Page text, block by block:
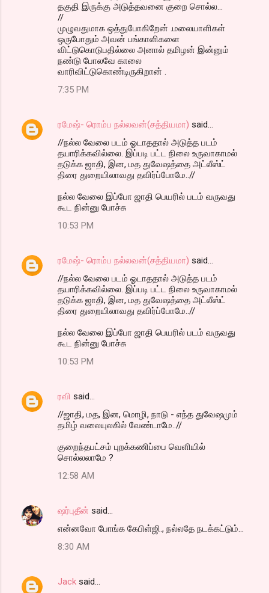
தகுதி இருக்கு அடுத்தவனை குறை சொல்ல...
//
முழுவதுமாக ஒத்துபோகிறேன் .மலையாளிகள்
ஒருபோதும் அவன் பங்காளிகளை
விட்டுகொடுபதில்லை அனால் தமிழன் இன்னும்
நண்டு போலவே காலை
வாரிவிட்டுகொண்டிருகிறான் .
7:35 PM
ரமேஷ்- ரொம்ப நல்லவன்(சத்தியமா) said…
//நல்ல வேலை படம் ஓடாததால் அடுத்த படம்
தயாரிக்கவில்லை. இப்படி பட்ட நிலை உருவாகாமல்
தடுக்க ஜாதி, இன, மத துவேஷத்தை அட்லீஸ்ட்
திரை துறையிலாவது தவிர்ப்போமே..//
நல்ல வேலை இப்போ ஜாதி பெயரில் படம் வருவது
கூட நின்னு போச்சு
10:53 PM
ரமேஷ்- ரொம்ப நல்லவன்(சத்தியமா) said…
//நல்ல வேலை படம் ஓடாததால் அடுத்த படம்
தயாரிக்கவில்லை. இப்படி பட்ட நிலை உருவாகாமல்
தடுக்க ஜாதி, இன, மத துவேஷத்தை அட்லீஸ்ட்
திரை துறையிலாவது தவிர்ப்போமே..//
நல்ல வேலை இப்போ ஜாதி பெயரில் படம் வருவது
கூட நின்னு போச்சு
10:53 PM
ரவி said…
//ஜாதி, மத, இன, மொழி, நாடு - எந்த துவேஷமும்
தமிழ் வலையுலகில் வேண்டாமே..//
குறைந்தபட்சம் புறக்கணிப்பை வெளியில்
சொல்லலாமே ?
12:58 AM
ஷர்புதீன் said…
என்னவோ போங்க கேபிள்ஜி., நல்லதே நடக்கட்டும்...
8:30 AM
Jack said…